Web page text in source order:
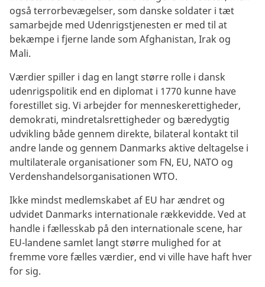
også terrorbevægelser, som danske soldater i tæt
samarbejde med Udenrigstjenesten er med til at
bekæmpe i fjerne lande som Afghanistan, Irak og
Mali.
Værdier spiller i dag en langt større rolle i dansk
udenrigspolitik end en diplomat i 1770 kunne have
forestillet sig. Vi arbejder for menneskerettigheder,
demokrati, mindretalsrettigheder og bæredygtig
udvikling både gennem direkte, bilateral kontakt til
andre lande og gennem Danmarks aktive deltagelse i
multilaterale organisationer som FN, EU, NATO og
Verdenshandelsorganisationen WTO.
Ikke mindst medlemskabet af EU har ændret og
udvidet Danmarks internationale rækkevidde. Ved at
handle i fællesskab på den internationale scene, har
EU-landene samlet langt større mulighed for at
fremme vore fælles værdier, end vi ville have haft hver
for sig.